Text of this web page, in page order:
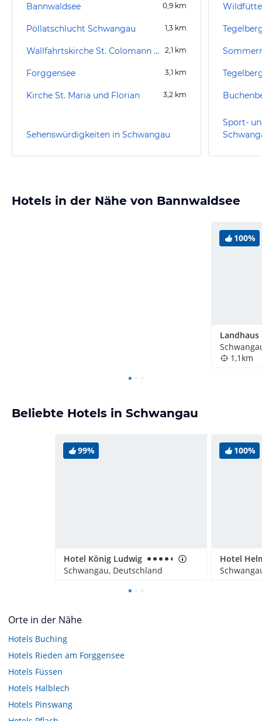
Bannwaldsee 0,9 km
Pöllatschlucht Schwangau 1,3 km
Wallfahrtskirche St. Colomann Schwangau 2,1 km
Forggensee 3,1 km
Kirche St. Maria und Florian 3,2 km
Sehenswürdigkeiten in Schwangau
Sport-
Hotels in der Nähe von Bannwaldsee
100%
1,1km
Beliebte Hotels in Schwangau
99%
Hotel König Ludwig
Schwangau, Deutschland
100%
Hotel
Orte in der Nähe
Hotels Buching
Hotels Rieden am Forggensee
Hotels Füssen
Hotels Halblech
Hotels Pinswang